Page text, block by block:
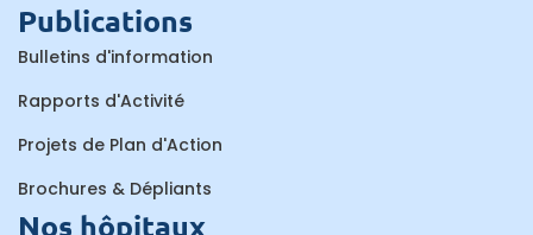
Publications
Bulletins d'information
Rapports d'Activité
Projets de Plan d'Action
Brochures & Dépliants
Nos hôpitaux